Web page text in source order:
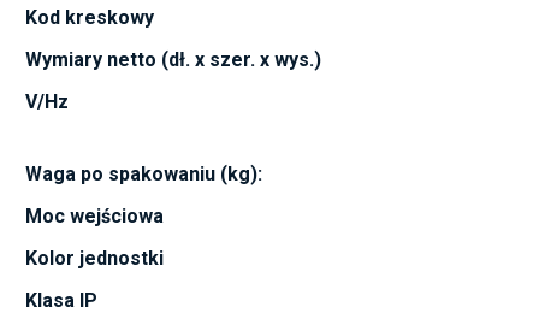
Kod kreskowy
Wymiary netto (dł. x szer. x wys.)
V/Hz
Waga po spakowaniu (kg):
Moc wejściowa
Kolor jednostki
Klasa IP